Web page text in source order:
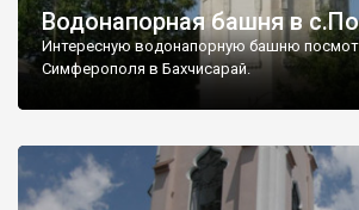
Водонапорная башня в
Интересную водонапорную башню
Симферополя в Бахчисарай.